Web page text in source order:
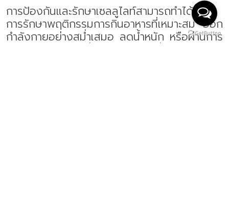
การป้องกันและรักษาเซลลูไลท์สามารถทำได้โดย
การรักษาพฤติกรรมการกินอาหารที่เหมาะสม ออก
กำลังกายอย่างสม่ำเสมอ ลดน้ำหนัก หรือผ่านการ